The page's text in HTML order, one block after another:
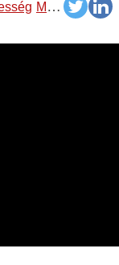
Magyar